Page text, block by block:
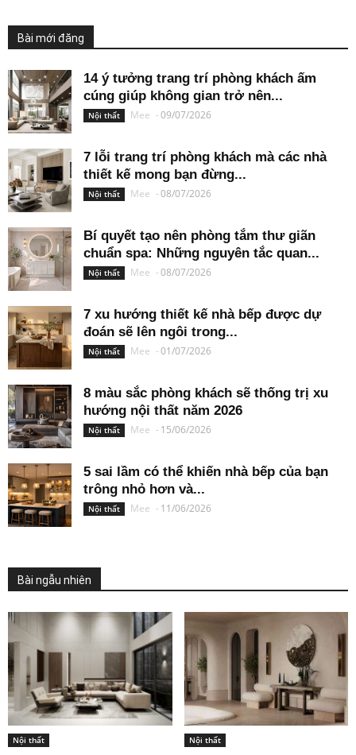
Bài mới đăng
14 ý tưởng trang trí phòng khách ấm
cúng giúp không gian trở nên...
Nội thất Mee -09/07/2026
7 lỗi trang trí phòng khách mà các nhà
thiết kế mong bạn đừng...
Nội thất Mee -08/07/2026
Bí quyết tạo nên phòng tắm thư giãn
chuẩn spa: Những nguyên tắc quan...
Nội thất Mee -08/07/2026
7 xu hướng thiết kế nhà bếp được dự
đoán sẽ lên ngôi trong...
Nội thất Mee -01/07/2026
8 màu sắc phòng khách sẽ thống trị xu
hướng nội thất năm 2026
Nội thất Mee - 15/06/2026
5 sai lầm có thể khiến nhà bếp của bạn
trông nhỏ hơn và...
Nội thất Mee - 11/06/2026
Bài ngẫu nhiên
Nội thất Nội thất